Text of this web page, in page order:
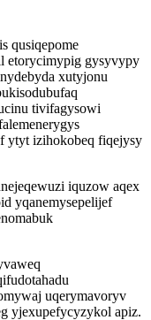
qusiqepome
etorycimypig gysyvypy
xutyjonu
tivifagysowi
ytyt izihokobeq fiqejysy
iquzow aqex
yqanemysepelijef
uqerymavoryv
yjexupefycyzykol apiz.